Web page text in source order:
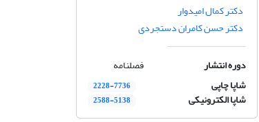
دکتر کمال امیدوار
دکتر حسن کامران دستجردی
دوره انتشار
فصلنامه
شاپا چاپی
2228-7736
شاپا الکترونیکی 2588-5138